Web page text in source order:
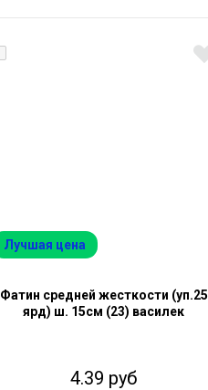
Лучшая цена
Фатин средней жесткости (уп.25
ярд) ш. 15см (23) василек
4.39 руб